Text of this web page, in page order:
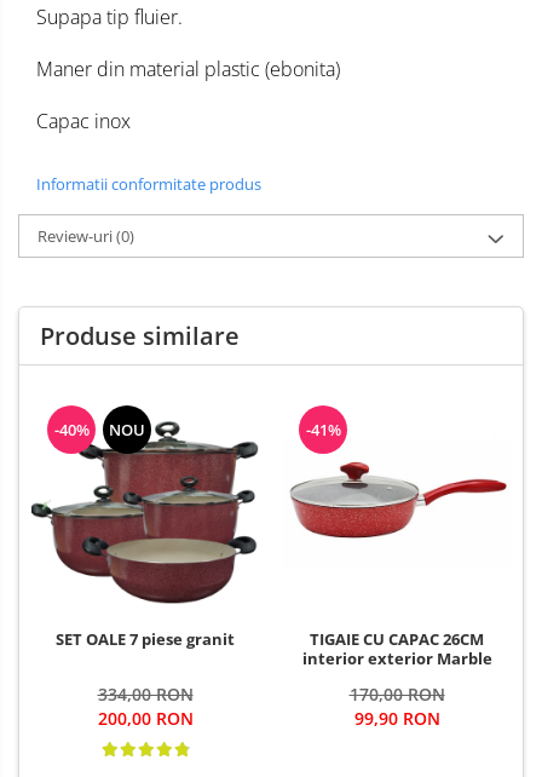
Supapa tip fluier.
Maner din material plastic (ebonita)
Capac inox
Informatii conformitate produs
Review-uri(0)
Produse similare
-40% NOU
SET OALE 7 piese granit
334,00 RON
200,00 RON
-41%
TIGAIE CU CAPAC 26CM
interior exterior Marble
170,00 RON
99,90 RON